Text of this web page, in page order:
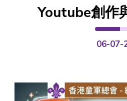
Youtube創作
06-07-